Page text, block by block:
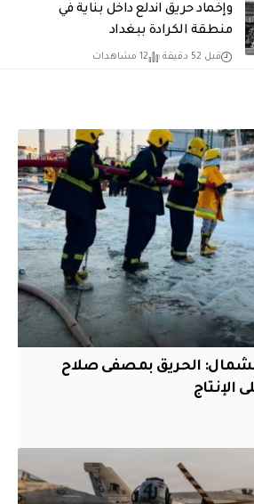
وإخماد حريق اندلع داخل بناية في
منطقة الكرادة ببغداد
قبل 52 دقيقة 12 مشاهدات
الحريق بمصفى صلاح